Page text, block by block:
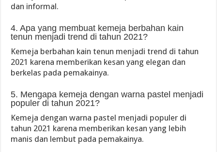
dan informal.
4. Apa yang membuat kemeja berbahan kain
tenun menjadi trend di tahun 2021?
Kemeja berbahan kain tenun menjadi trend di tahun
2021 karena memberikan kesan yang elegan dan
berkelas pada pemakainya.
5. Mengapa kemeja dengan warna pastel menjadi
populer di tahun 2021?
Kemeja dengan warna pastel menjadi populer di
tahun 2021 karena memberikan kesan yang lebih
manis dan lembut pada pemakainya.